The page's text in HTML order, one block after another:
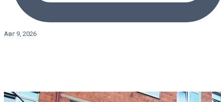
Авг 9, 2026